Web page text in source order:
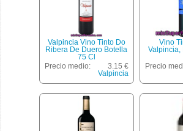
Valpincia Vino Tinto Do
Ribera De Duero Botella
75 Cl
Precio medio:
3.15 €
Valpincia
Vino
Valpincia,
Precio